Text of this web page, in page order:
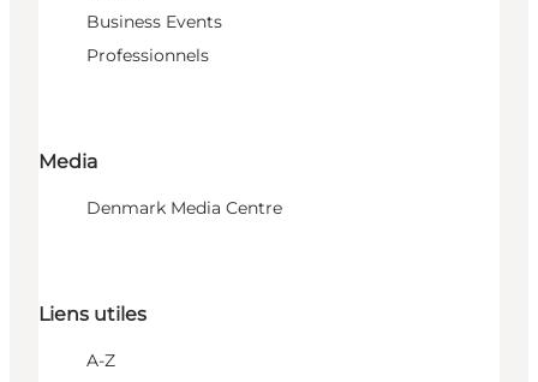
Business Events
Professionnels
Media
Denmark Media Centre
Liens utiles
A-Z